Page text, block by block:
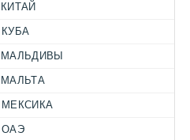
КИТАЙ
КУБА
МАЛЬДИВЫ
МАЛЬТА
МЕКСИКА
ОАЭ